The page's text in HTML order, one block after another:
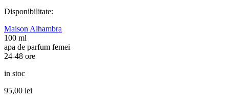
Disponibilitate:
Maison Alhambra
100 ml
apa de parfum femei
24-48 ore
in stoc
95,00 lei